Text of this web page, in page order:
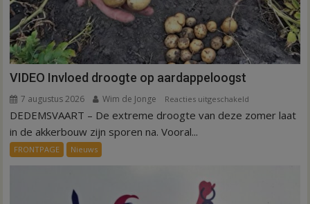
VIDEO Invloed droogte op aardappeloogst
7 augustus 2026 Wim de Jonge Reacties uitgeschakeld
VIDEO
DEDEMSVAART – De extreme droogte van deze zomer laat
in de akkerbouw zijn sporen na. Vooral...
FRONTPAGE Nieuws